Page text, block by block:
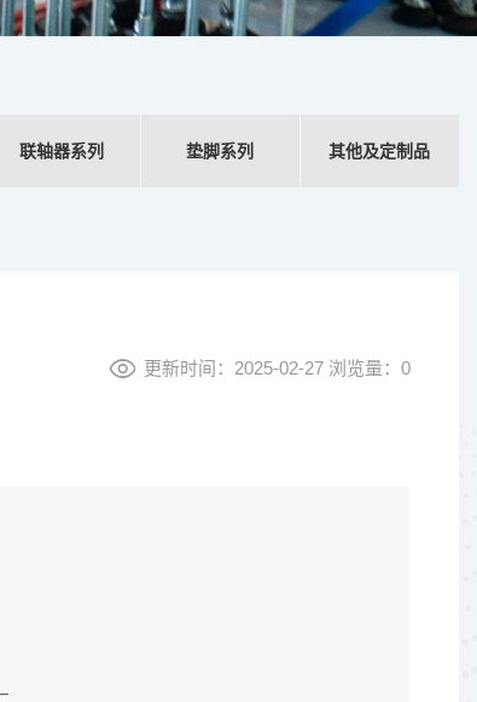
联轴器系列 垫脚系列 其他及定制品
更新时间：2025-02-27 浏览量： 0